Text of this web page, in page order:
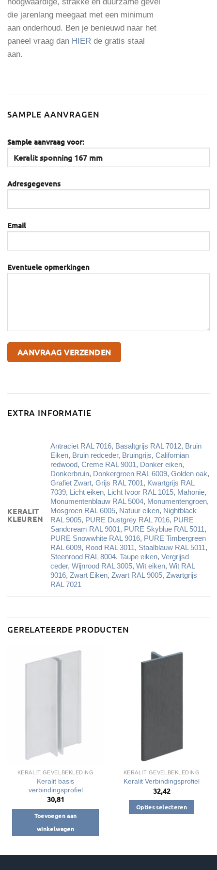
hoogwaardige, strakke en duurzame gevel
die jarenlang meegaat met een minimum
aan onderhoud. Ben je benieuwd naar het
paneel vraag dan HIER de gratis staal
aan.
SAMPLE AANVRAGEN
Sample aanvraag voor:
Adresgegevens
Email
Eventuele opmerkingen
EXTRA INFORMATIE
KERALIT
KLEUREN
Antraciet RAL 7016, Basaltgrijs RAL 7012, Bruin
Eiken, Bruin redceder, Bruingrijs, Californian
redwood, Creme RAL 9001, Donker eiken,
Donkerbruin, Donkergroen RAL 6009, Golden oak,
Grafiet Zwart, Grijs RAL 7001, Kwartgrijs RAL
7039, Licht eiken, Licht Ivoor RAL 1015, Mahonie,
Monumentenblauw RAL 5004, Monumentengroen,
Mosgroen RAL 6005, Natuur eiken, Nightblack
RAL 9005, PURE Dustgrey RAL 7016, PURE
Sandcream RAL 9001, PURE Skyblue RAL 5011,
PURE Snowwhite RAL 9016, PURE Timbergreen
RAL 6009, Rood RAL 3011, Staalblauw RAL 5011,
Steenrood RAL 8004, Taupe eiken, Vergrijsd
ceder, Wijnrood RAL 3005, Wit eiken, Wit RAL
9016, Zwart Eiken, Zwart RAL 9005, Zwartgrijs
RAL 7021
GERELATEERDE PRODUCTEN
KERALIT GEVELBEKLEDING
Keralit basis
verbindingsprofiel
30,81
Toevoegen aan
winkelwagen
KERALIT GEVELBEKLEDING
Keralit Verbindingsprofiel
32,42
Opties selecteren